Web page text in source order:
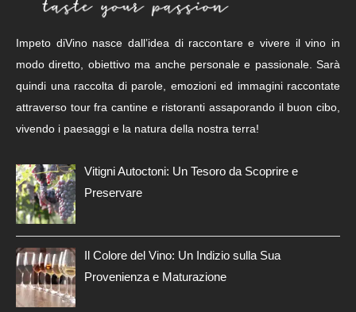
Impeto diVino nasce dall’idea di raccontare e vivere il vino in
modo diretto, obiettivo ma anche personale e passionale. Sarà
quindi una raccolta di parole, emozioni ed immagini raccontate
attraverso tour fra cantine e ristoranti assaporando il buon cibo,
vivendo i paesaggi e la natura della nostra terra!
Vitigni Autoctoni: Un Tesoro da Scoprire e
Preservare
Il Colore del Vino: Un Indizio sulla Sua
Provenienza e Maturazione